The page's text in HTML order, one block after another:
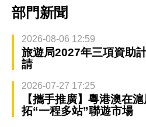
部門新聞
2026-08-06 12:59
旅遊局2027年三項資助
請
2026-07-27 17:25
【攜手推廣】粵港澳在
拓“一程多站”聯遊市場